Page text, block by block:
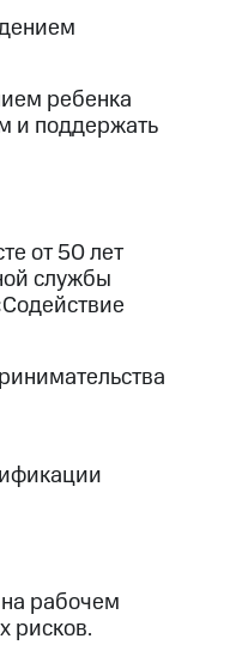
ребенка
и поддержать
от 50 лет
службы
рабочем
рисков.